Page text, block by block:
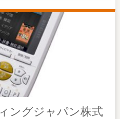
ングジャパン株式